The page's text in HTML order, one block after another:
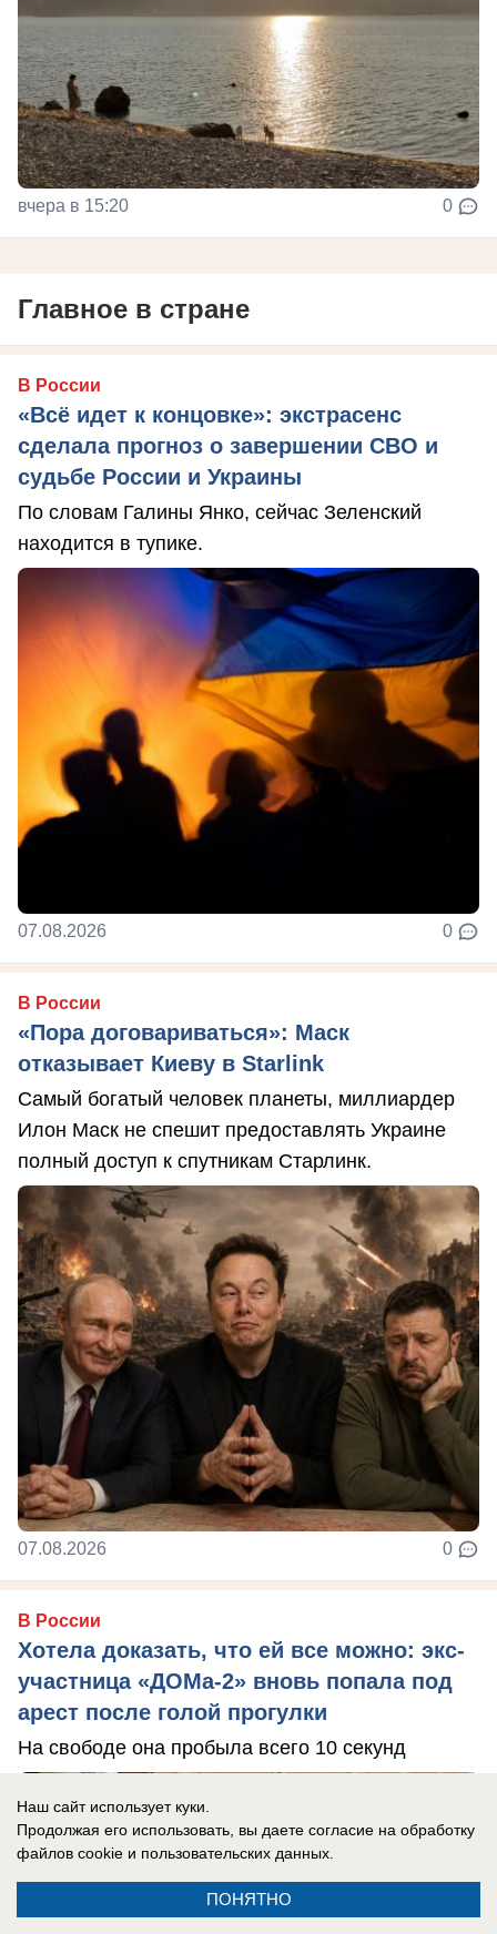
вчера в 15:20 0
Главное в стране
В России
«Всё идет к концовке»: экстрасенс
сделала прогноз о завершении СВО и
судьбе России и Украины
По словам Галины Янко, сейчас Зеленский
находится в тупике.
07.08.2026 0
В России
«Пора договариваться»: Маск
отказывает Киеву в Starlink
Самый богатый человек планеты, миллиардер
Илон Маск не спешит предоставлять Украине
полный доступ к спутникам Старлинк.
07.08.2026 0
В России
Хотела доказать, что ей все можно: экс-
участница «ДОМа-2» вновь попала под
арест после голой прогулки
На свободе она пробыла всего 10 секунд
Наш сайт использует куки.
Продолжая его использовать, вы даете согласие на обработку
файлов cookie и пользовательских данных.
ПОНЯТНО